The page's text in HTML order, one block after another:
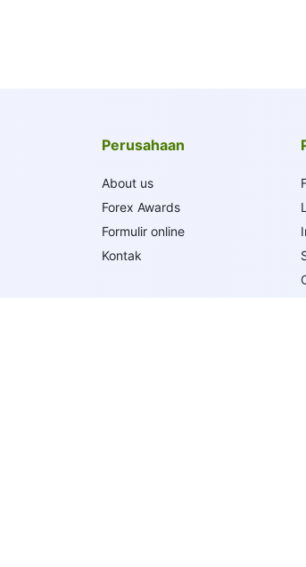
Perusahaan
About us
Forex Awards
Formulir online
Kontak